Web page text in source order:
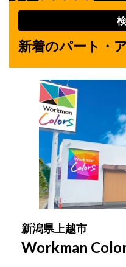
新着のパート・
新潟県上越市
Workman